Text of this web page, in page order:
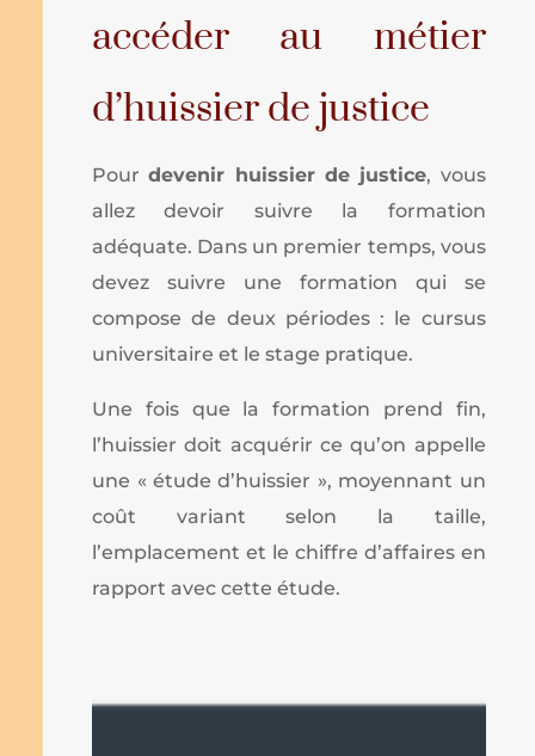
accéder au métier
d’huissier de justice
Pourdevenir huissier de justice, vous
allez devoir suivre la formation
adéquate. Dans un premier temps, vous
devez suivre une formation qui se
compose de deux périodes : le cursus
universitaire et le stage pratique.
Une fois que la formation prend fin,
l’huissier doit acquérir ce qu’on appelle
une « étude d’huissier », moyennant un
coût variant selon la taille,
l’emplacement et le chiffre d’affaires en
rapport avec cette étude.